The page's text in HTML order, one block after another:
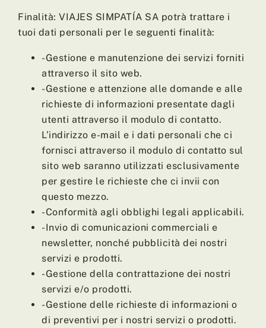
Finalità: VIAJES SIMPATÍA SA potrà trattare i
tuoi dati personali per le seguenti finalità:
-Gestione e manutenzione dei servizi forniti
attraverso il sito web.
-Gestione e attenzione alle domande e alle
richieste di informazioni presentate dagli
utenti attraverso il modulo di contatto.
L’indirizzo e-mail e i dati personali che ci
fornisci attraverso il modulo di contatto sul
sito web saranno utilizzati esclusivamente
per gestire le richieste che ci invii con
questo mezzo.
-Conformità agli obblighi legali applicabili.
-Invio di comunicazioni commerciali e
newsletter, nonché pubblicità dei nostri
servizi e prodotti.
-Gestione della contrattazione dei nostri
servizi e/o prodotti.
-Gestione delle richieste di informazioni o
di preventivi per i nostri servizi o prodotti.